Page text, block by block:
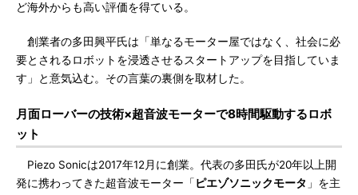
ど海外からも高い評価を得ている。
創業者の多田興平氏は「単なるモーター屋ではなく、社会に必
要とされるロボットを浸透させるスタートアップを目指していま
す」と意気込む。その言葉の裏側を取材した。
月面ローバーの技術×超音波モーターで8時間駆動するロボ
ット
Piezo Sonicは2017年12月に創業。代表の多田氏が20年以上開
発に携わってきた超音波モーター「 ピエゾソニックモータ 」を主